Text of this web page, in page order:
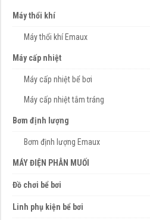
Máy thổi khí
Máy thổi khí Emaux
Máy cấp nhiệt
Máy cấp nhiệt bể bơi
Máy cấp nhiệt tắm tráng
Bơm định lượng
Bơm định lượng Emaux
MÁY ĐIỆN PHÂN MUỐI
Đồ chơi bể bơi
Linh phụ kiện bể bơi